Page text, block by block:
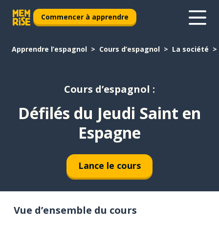
Commencer à apprendre
Apprendre l’espagnol Cours d’espagnol La société
Cours d’espagnol :
Défilés du Jeudi Saint en
Espagne
Lance le cours
Vue d’ensemble du cours